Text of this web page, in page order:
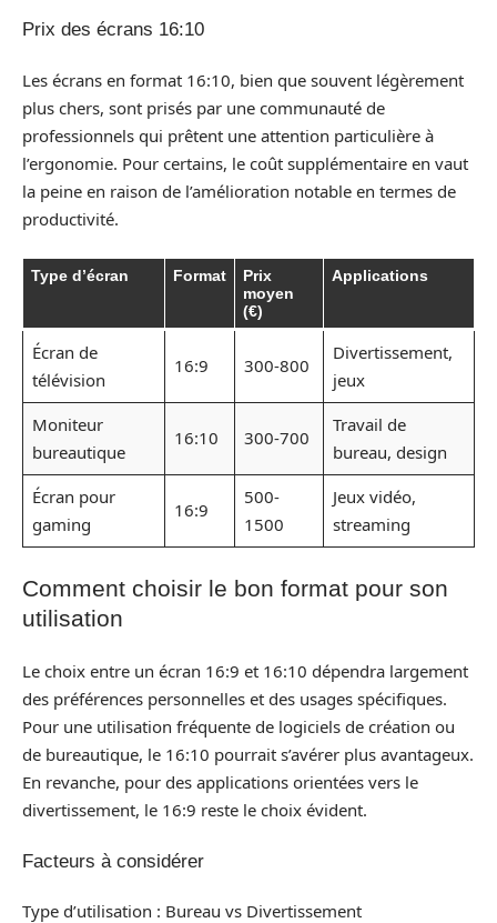
Prix des écrans 16:10
Les écrans en format 16:10, bien que souvent légèrement
plus chers, sont prisés par une communauté de
professionnels qui prêtent une attention particulière à
l’ergonomie. Pour certains, le coût supplémentaire en vaut
la peine en raison de l’amélioration notable en termes de
productivité.
Type d’écran Format
Prix
moyen
(€)
Applications
Écran de
télévision
16:9 300-800
Divertissement,
jeux
Moniteur
bureautique
16:10 300-700
Travail de
bureau, design
Écran pour
gaming
16:9
500-
1500
Jeux vidéo,
streaming
Comment choisir le bon format pour son
utilisation
Le choix entre un écran 16:9 et 16:10 dépendra largement
des préférences personnelles et des usages spécifiques.
Pour une utilisation fréquente de logiciels de création ou
de bureautique, le 16:10 pourrait s’avérer plus avantageux.
En revanche, pour des applications orientées vers le
divertissement, le 16:9 reste le choix évident.
Facteurs à considérer
Type d’utilisation : Bureau vs Divertissement